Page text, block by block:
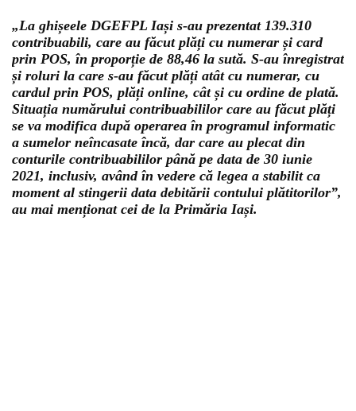
„La ghișeele DGEFPL Iași s-au prezentat 139.310
contribuabili, care au făcut plăți cu numerar și card
prin POS, în proporție de 88,46 la sută. S-au înregistrat
și roluri la care s-au făcut plăți atât cu numerar, cu
cardul prin POS, plăți online, cât și cu ordine de plată.
Situația numărului contribuabililor care au făcut plăți
se va modifica după operarea în programul informatic
a sumelor neîncasate încă, dar care au plecat din
conturile contribuabililor până pe data de 30 iunie
2021, inclusiv, având în vedere că legea a stabilit ca
moment al stingerii data debitării contului plătitorilor”,
au mai menționat cei de la Primăria Iași.